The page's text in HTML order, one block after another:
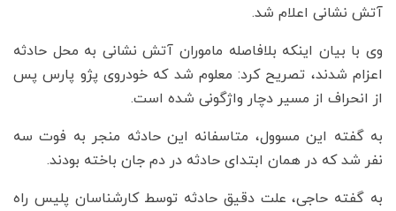
آتش نشانی اعلام شد.
وی با بیان اینکه بلافاصله ماموران آتش نشانی به محل حادثه
اعزام شدند، تصریح کرد: معلوم شد که خودروی پژو پارس پس
از انحراف از مسیر دچار واژگونی شده است.
به گفته این مسوول، متاسفانه این حادثه منجر به فوت سه
نفر شد که در همان ابتدای حادثه در دم جان باخته بودند.
به گفته حاجی، علت دقیق حادثه توسط کارشناسان پلیس راه